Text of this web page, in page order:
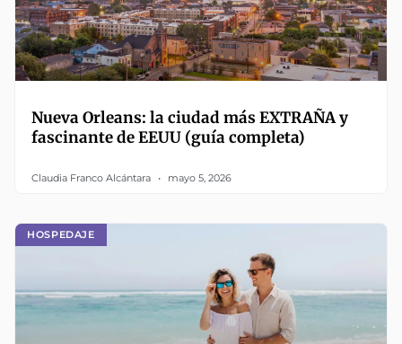
Nueva Orleans: la ciudad más EXTRAÑA y
fascinante de EEUU (guía completa)
Claudia Franco Alcántara mayo 5, 2026
HOSPEDAJE